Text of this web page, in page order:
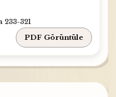
233-321
PDF Görüntüle